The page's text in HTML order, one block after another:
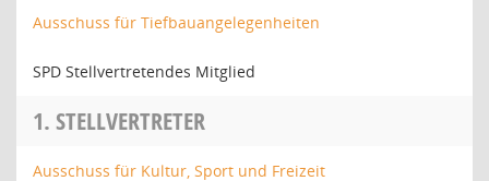
Ausschuss für Tiefbauangelegenheiten
SPD Stellvertretendes Mitglied
1. STELLVERTRETER
Ausschuss für Kultur, Sport und Freizeit